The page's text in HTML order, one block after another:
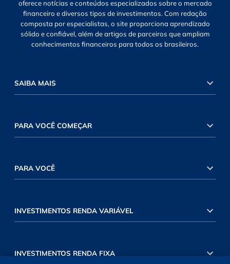
oferece notícias e conteúdos especializados sobre o mercado
financeiro e diversos tipos de investimentos. Com redação
composta por especialistas, o site proporciona aprendizado
sólido e confiável, além de artigos de parceiros que ampliam
conhecimentos financeiros para todos os brasileiros.
SAIBA MAIS
PARA VOCÊ COMEÇAR
PARA VOCÊ
INVESTIMENTOS RENDA VARIÁVEL
INVESTIMENTOS RENDA FIXA